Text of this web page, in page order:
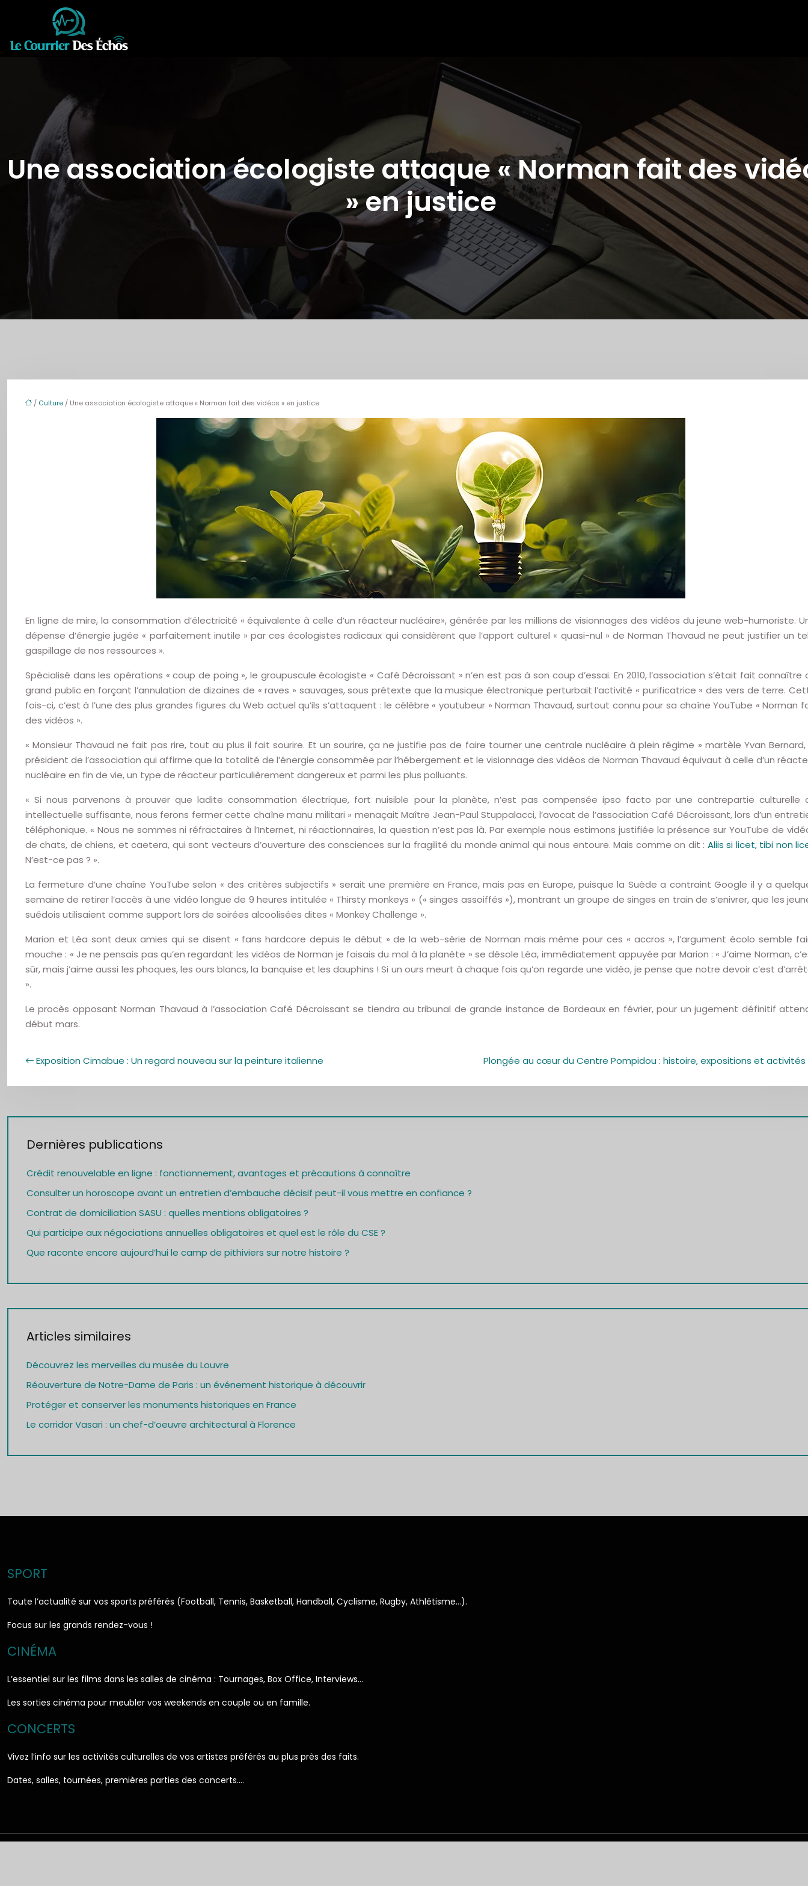
Une association écologiste attaque « Norman fait des
» en justice
/ Culture / Une association écologiste attaque « Norman fait des vidéos » en justice
En ligne de mire, la consommation d’électricité « équivalente à celle d’un réacteur nucléaire», générée par les millions de visionnages des vidéos du jeune web-humoriste.
dépense d’énergie jugée « parfaitement inutile » par ces écologistes radicaux qui considèrent que l’apport culturel « quasi-nul » de Norman Thavaud ne peut justifier un
gaspillage de nos ressources ».
Spécialisé dans les opérations « coup de poing », le groupuscule écologiste « Café Décroissant » n’en est pas à son coup d’essai. En 2010, l’association s’était fait connaître
grand public en forçant l’annulation de dizaines de « raves » sauvages, sous prétexte que la musique électronique perturbait l’activité « purificatrice » des vers de terre.
fois-ci, c’est à l’une des plus grandes figures du Web actuel qu’ils s’attaquent : le célèbre « youtubeur » Norman Thavaud, surtout connu pour sa chaîne YouTube « Norman
des vidéos ».
« Monsieur Thavaud ne fait pas rire, tout au plus il fait sourire. Et un sourire, ça ne justifie pas de faire tourner une centrale nucléaire à plein régime » martèle Yvan Bernard,
président de l’association qui affirme que la totalité de l’énergie consommée par l’hébergement et le visionnage des vidéos de Norman Thavaud équivaut à celle d’un
nucléaire en fin de vie, un type de réacteur particulièrement dangereux et parmi les plus polluants.
« Si nous parvenons à prouver que ladite consommation électrique, fort nuisible pour la planète, n’est pas compensée ipso facto par une contrepartie culturelle
intellectuelle suffisante, nous ferons fermer cette chaîne manu militari » menaçait Maître Jean-Paul Stuppalacci, l’avocat de l’association Café Décroissant, lors d’un
téléphonique. « Nous ne sommes ni réfractaires à l’Internet, ni réactionnaires, la question n’est pas là. Par exemple nous estimons justifiée la présence sur YouTube de
de chats, de chiens, et caetera, qui sont vecteurs d’ouverture des consciences sur la fragilité du monde animal qui nous entoure. Mais comme on dit : Aliis si licet, tibi non
N’est-ce pas ? ».
La fermeture d’une chaîne YouTube selon « des critères subjectifs » serait une première en France, mais pas en Europe, puisque la Suède a contraint Google il y a
semaine de retirer l’accès à une vidéo longue de 9 heures intitulée « Thirsty monkeys » (« singes assoiffés »), montrant un groupe de singes en train de s’enivrer, que les
suédois utilisaient comme support lors de soirées alcoolisées dites « Monkey Challenge ».
Marion et Léa sont deux amies qui se disent « fans hardcore depuis le début » de la web-série de Norman mais même pour ces « accros », l’argument écolo semble
mouche : « Je ne pensais pas qu’en regardant les vidéos de Norman je faisais du mal à la planète » se désole Léa, immédiatement appuyée par Marion : « J’aime Norman,
sûr, mais j’aime aussi les phoques, les ours blancs, la banquise et les dauphins ! Si un ours meurt à chaque fois qu’on regarde une vidéo, je pense que notre devoir c’est
».
Le procès opposant Norman Thavaud à l’association Café Décroissant se tiendra au tribunal de grande instance de Bordeaux en février, pour un jugement définitif
début mars.
Exposition Cimabue : Un regard nouveau sur la peinture italienne Plongée au cœur du Centre Pompidou : histoire, expositions et activités
Dernières publications
Crédit renouvelable en ligne : fonctionnement, avantages et précautions à connaître
Consulter un horoscope avant un entretien d’embauche décisif peut-il vous mettre en confiance ?
Contrat de domiciliation SASU : quelles mentions obligatoires ?
Qui participe aux négociations annuelles obligatoires et quel est le rôle du CSE ?
Que raconte encore aujourd’hui le camp de pithiviers sur notre histoire ?
Articles similaires
Découvrez les merveilles du musée du Louvre
Réouverture de Notre-Dame de Paris : un événement historique à découvrir
Protéger et conserver les monuments historiques en France
Le corridor Vasari : un chef-d’oeuvre architectural à Florence
SPORT
Toute l’actualité sur vos sports préférés (Football, Tennis, Basketball, Handball, Cyclisme, Rugby, Athlétisme…).
Focus sur les grands rendez-vous !
CINÉMA
L’essentiel sur les films dans les salles de cinéma : Tournages, Box Office, Interviews…
Les sorties cinéma pour meubler vos weekends en couple ou en famille.
CONCERTS
Vivez l’info sur les activités culturelles de vos artistes préférés au plus près des faits.
Dates, salles, tournées, premières parties des concerts….